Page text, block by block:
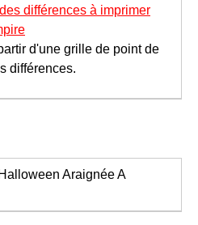
différences à imprimer
d'une grille de point de
différences.
AraignéeA